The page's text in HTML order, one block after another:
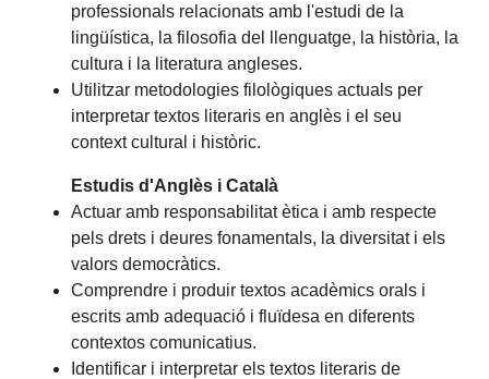
professionals relacionats amb l'estudi de la
lingüística, la filosofia del llenguatge, la història, la
cultura i la literatura angleses.
Utilitzar metodologies filològiques actuals per
interpretar textos literaris en anglès i el seu
context cultural i històric.
Estudis d'Anglès i Català
Actuar amb responsabilitat ètica i amb respecte
pels drets i deures fonamentals, la diversitat i els
valors democràtics.
Comprendre i produir textos acadèmics orals i
escrits amb adequació i fluïdesa en diferents
contextos comunicatius.
Identificar i interpretar els textos literaris de